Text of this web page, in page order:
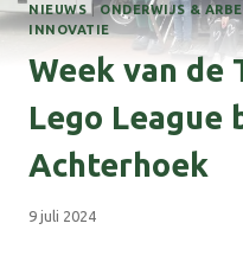
NIEUWS |ONDERWIJS &
INNOVATIE
Week van de
Lego League
Achterhoek
9 juli 2024